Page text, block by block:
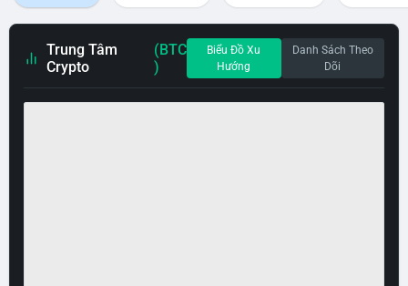
Trung Tâm
Crypto
(BTC
)
Biểu Đồ Xu
Hướng
Danh Sách Theo
Dõi